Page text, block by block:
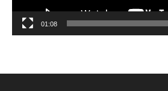
01:08